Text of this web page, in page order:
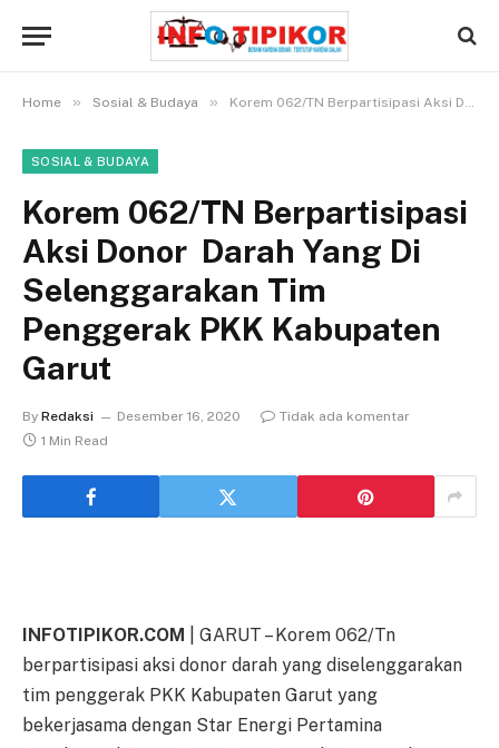
Home » Sosial & Budaya » Korem 062/TN Berpartisipasi Aksi Donor Darah Yang Di Selenggarakan Tim Penggerak PKK Kabupaten Garut
SOSIAL & BUDAYA
Korem 062/TN Berpartisipasi
Aksi Donor Darah Yang Di
Selenggarakan Tim
Penggerak PKK Kabupaten
Garut
By Redaksi Desember 16, 2020
Tidak ada komentar
1 Min Read
INFOTIPIKOR.COM | GARUT – Korem 062/Tn
berpartisipasi aksi donor darah yang diselenggarakan
tim penggerak PKK Kabupaten Garut yang
bekerjasama dengan Star Energi Pertamina